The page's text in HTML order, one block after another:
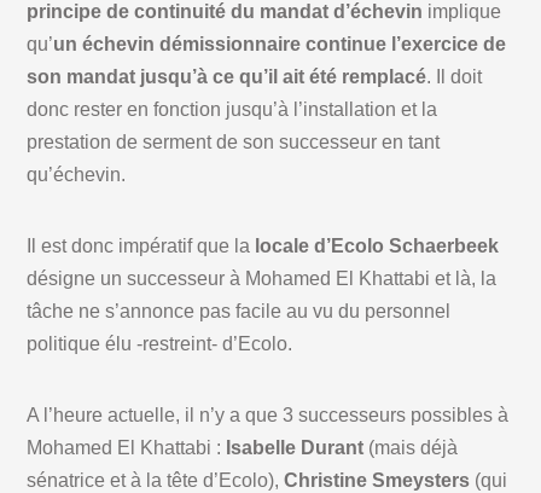
principe de continuité du mandat d’échevin implique
qu’un échevin démissionnaire continue l’exercice de
son mandat jusqu’à ce qu’il ait été remplacé. Il doit
donc rester en fonction jusqu’à l’installation et la
prestation de serment de son successeur en tant
qu’échevin.
Il est donc impératif que la locale d’Ecolo Schaerbeek
désigne un successeur à Mohamed El Khattabi et là, la
tâche ne s’annonce pas facile au vu du personnel
politique élu -restreint- d’Ecolo.
A l’heure actuelle, il n’y a que 3 successeurs possibles à
Mohamed El Khattabi : Isabelle Durant (mais déjà
sénatrice et à la tête d’Ecolo),Christine Smeysters (qui